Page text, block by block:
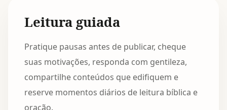
Leitura guiada
Pratique pausas antes de publicar, cheque
suas motivações, responda com gentileza,
compartilhe conteúdos que edifiquem e
reserve momentos diários de leitura bíblica e
oração.